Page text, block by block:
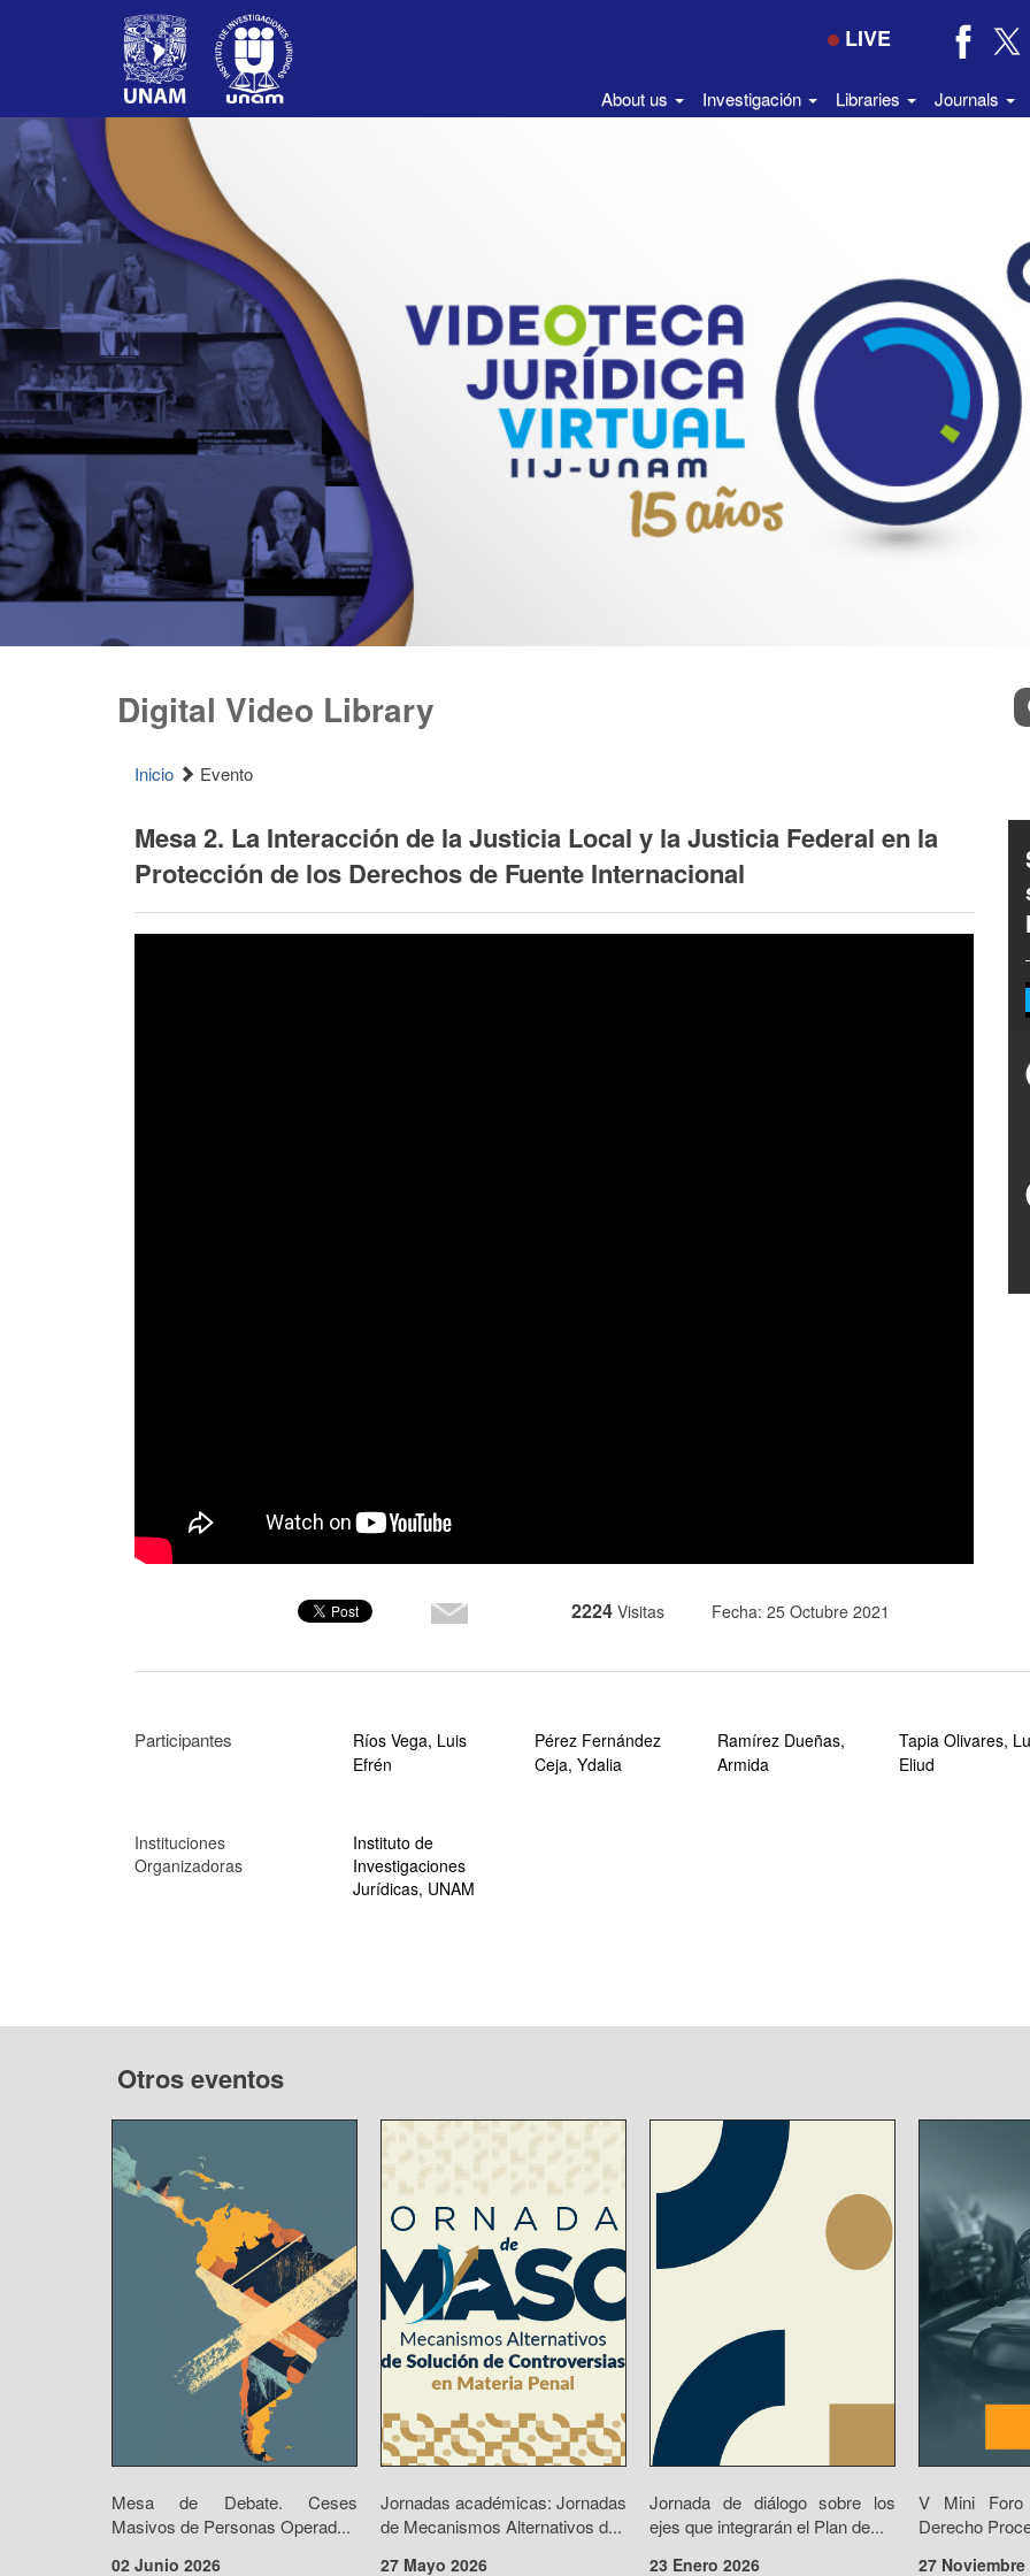
LIVE
About us Investigación Libraries Journals
Digital Video Library
Inicio Evento
Mesa 2. La Interacción de la Justicia Local y la Justicia Federal en la
Protección de los Derechos de Fuente Internacional
2224 Visitas Fecha: 25 Octubre 2021
Participantes
Ríos Vega, Luis
Efrén
Pérez Fernández
Ceja, Ydalia
Ramírez Dueñas,
Armida
Tapia Olivares,
Eliud
Instituciones
Organizadoras
Instituto de
Investigaciones
Jurídicas, UNAM
Otros eventos
Mesa de Debate. Ceses
Masivos de Personas Operad...
02 Junio 2026
Jornadas académicas: Jornadas
de Mecanismos Alternativos d...
27 Mayo 2026
Jornada de diálogo sobre los
ejes que integrarán el Plan de...
23 Enero 2026
V Mini Foro
Derecho
27 Noviembre